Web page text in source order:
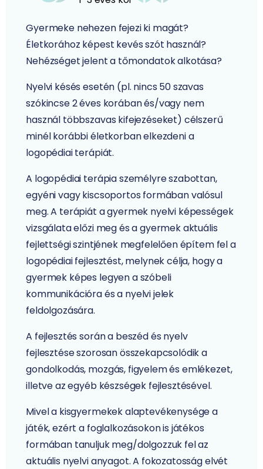
Gyermeke nehezen fejezi ki magát?
Életkorához képest kevés szót használ?
Nehézséget jelent a tőmondatok alkotása?
Nyelvi késés esetén (pl. nincs 50 szavas
szókincse 2 éves korában és/vagy nem
használ többszavas kifejezéseket) célszerű
minél korábbi életkorban elkezdeni a
logopédiai terápiát.
A logopédiai terápia személyre szabottan,
egyéni vagy kiscsoportos formában valósul
meg. A terápiát a gyermek nyelvi képességek
vizsgálata előzi meg és a gyermek aktuális
fejlettségi szintjének megfelelően építem fel a
logopédiai fejlesztést, melynek célja, hogy a
gyermek képes legyen a szóbeli
kommunikációra és a nyelvi jelek
feldolgozására.
A fejlesztés során a beszéd és nyelv
fejlesztése szorosan összekapcsolódik a
gondolkodás, mozgás, figyelem és emlékezet,
illetve az egyéb készségek fejlesztésével.
Mivel a kisgyermekek alaptevékenysége a
játék, ezért a foglalkozásokon is játékos
formában tanuljuk meg/dolgozzuk fel az
aktuális nyelvi anyagot. A fokozatosság elvét